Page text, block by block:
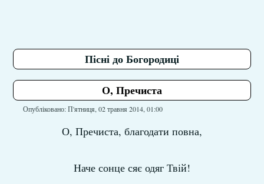
Пісні до Богородиці
О, Пречиста
Опубліковано: П'ятниця, 02 травня 2014, 01:00
О, Пречиста, благодати повна,
Наче сонце сяє одяг Твій!